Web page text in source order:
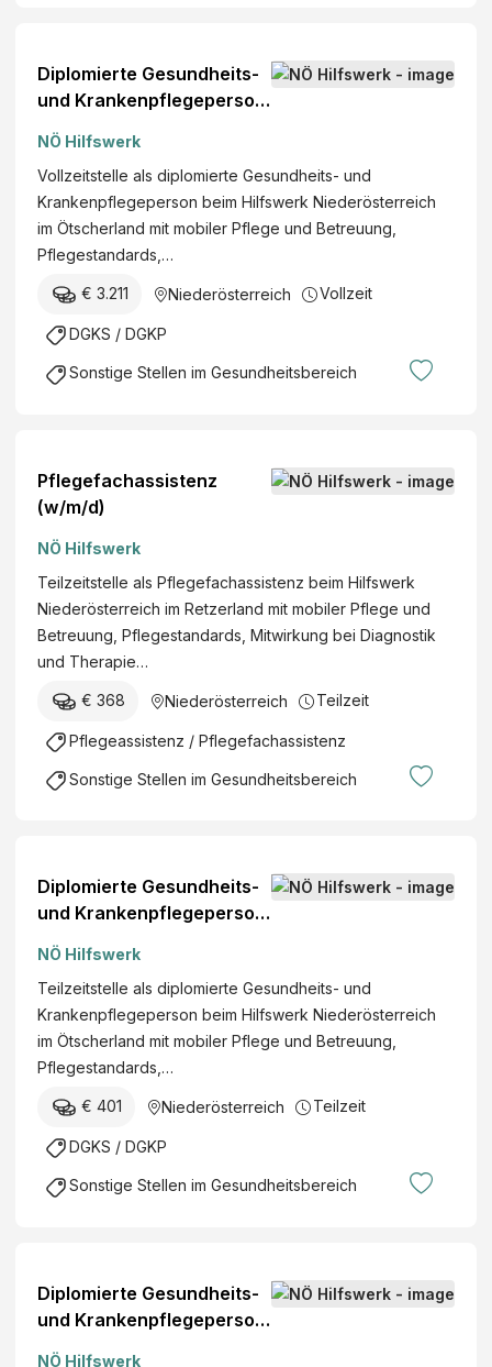
Diplomierte Gesundheits-
und Krankenpflegeperson
(w/m/d)
NÖ Hilfswerk
Vollzeitstelle als diplomierte Gesundheits- und
Krankenpflegeperson beim Hilfswerk Niederösterreich
im Ötscherland mit mobiler Pflege und Betreuung,
Pflegestandards,…
€ 3.211 Niederösterreich Vollzeit
DGKS / DGKP
Sonstige Stellen im Gesundheitsbereich
Pflegefachassistenz
(w/m/d)
NÖ Hilfswerk
Teilzeitstelle als Pflegefachassistenz beim Hilfswerk
Niederösterreich im Retzerland mit mobiler Pflege und
Betreuung, Pflegestandards, Mitwirkung bei Diagnostik
und Therapie…
€ 368 Niederösterreich Teilzeit
Pflegeassistenz / Pflegefachassistenz
Sonstige Stellen im Gesundheitsbereich
Diplomierte Gesundheits-
und Krankenpflegeperson
(w/m/d)
NÖ Hilfswerk
Teilzeitstelle als diplomierte Gesundheits- und
Krankenpflegeperson beim Hilfswerk Niederösterreich
im Ötscherland mit mobiler Pflege und Betreuung,
Pflegestandards,…
€ 401 Niederösterreich Teilzeit
DGKS / DGKP
Sonstige Stellen im Gesundheitsbereich
Diplomierte Gesundheits-
und Krankenpflegeperson
NÖ Hilfswerk